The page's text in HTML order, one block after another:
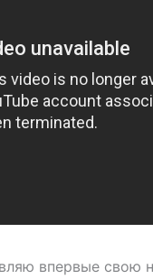
впервые свою